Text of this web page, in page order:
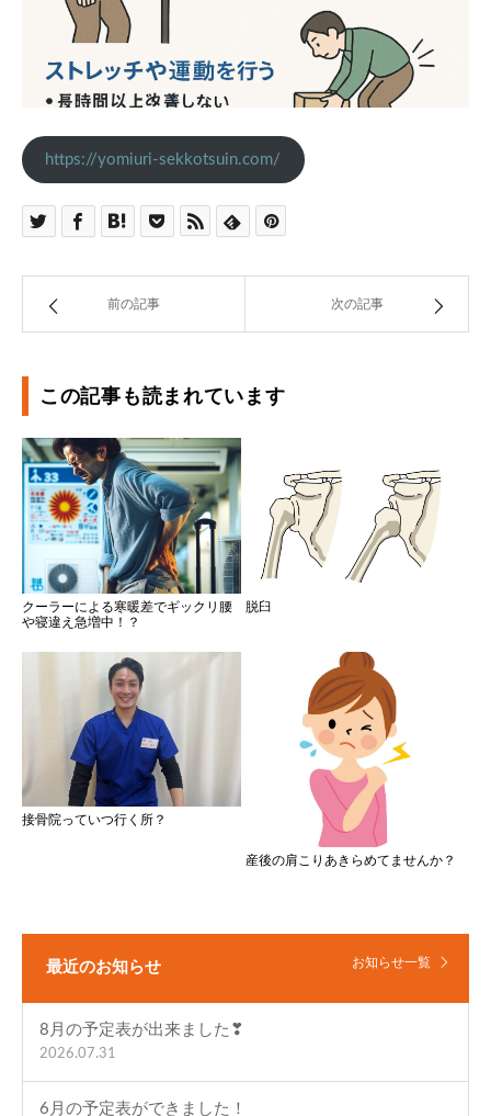
https://yomiuri-sekkotsuin.com/
前の記事 次の記事
この記事も読まれています
クーラーによる寒暖差でギックリ腰
や寝違え急増中！？
脱臼
接骨院っていつ行く所？
産後の肩こりあきらめてませんか？
最近のお知らせ お知らせ一覧
8月の予定表が出来ました❣
2026.07.31
6月の予定表ができました！